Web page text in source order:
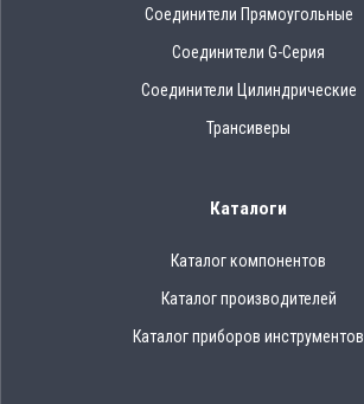
Соединители Прямоугольные
Соединители G-Серия
Соединители Цилиндрические
Трансиверы
Каталоги
Каталог компонентов
Каталог производителей
Каталог приборов инструментов